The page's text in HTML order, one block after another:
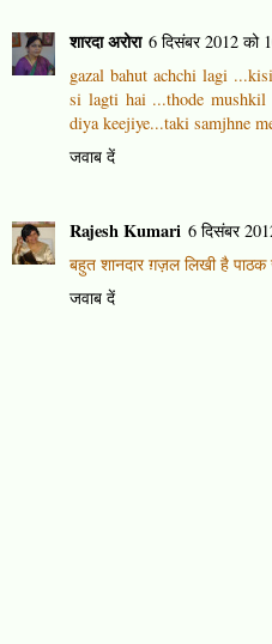
शारदा अरोरा 6 दिसंबर 2012 को
gazal bahut achchi lagi
si lagti hai ...thode mushkil
diya keejiye...taki samjhne
जवाब दें
Rajesh Kumari 6 दिसंबर
बहुत शानदार ग़ज़ल लिखी है
जवाब दें